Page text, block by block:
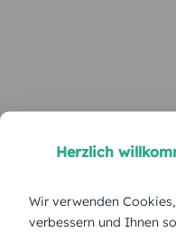
Herzlich
Wir verwenden
verbessern und Ihnen